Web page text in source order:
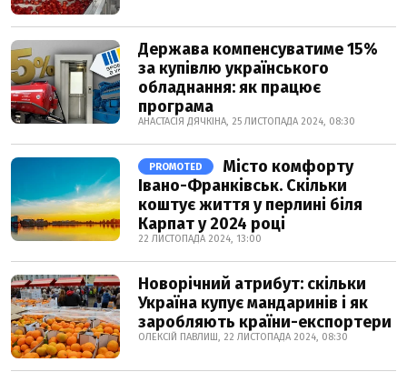
Держава компенсуватиме 15%
за купівлю українського
обладнання: як працює
програма
АНАСТАСІЯ ДЯЧКІНА, 25 ЛИСТОПАДА 2024, 08:30
PROMOTED
Місто комфорту
Івано-Франківськ. Скільки
коштує життя у перлині біля
Карпат у 2024 році
22 ЛИСТОПАДА 2024, 13:00
Новорічний атрибут: скільки
Україна купує мандаринів і як
заробляють країни-експортери
ОЛЕКСІЙ ПАВЛИШ, 22 ЛИСТОПАДА 2024, 08:30